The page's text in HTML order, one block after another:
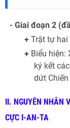
-Giai đoạn 2
+ Trật tự hai
+ Biểu hiện:
ký kết
dứt
II. NGUYÊN NHÂN
CỰC I-AN-TA